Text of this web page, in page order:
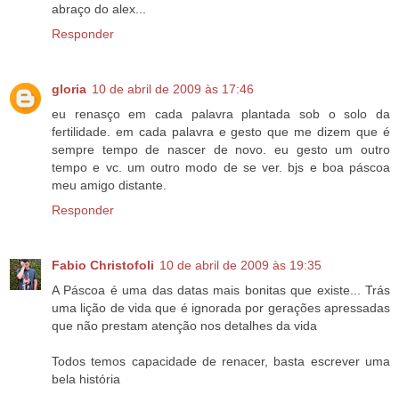
abraço do alex...
Responder
gloria 10 de abril de 2009 às 17:46
eu renasço em cada palavra plantada sob o solo da
fertilidade. em cada palavra e gesto que me dizem que é
sempre tempo de nascer de novo. eu gesto um outro
tempo e vc. um outro modo de se ver. bjs e boa páscoa
meu amigo distante.
Responder
Fabio Christofoli 10 de abril de 2009 às 19:35
A Páscoa é uma das datas mais bonitas que existe... Trás
uma lição de vida que é ignorada por gerações apressadas
que não prestam atenção nos detalhes da vida
Todos temos capacidade de renacer, basta escrever uma
bela história